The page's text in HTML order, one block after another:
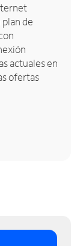
de
actuales en
ofertas